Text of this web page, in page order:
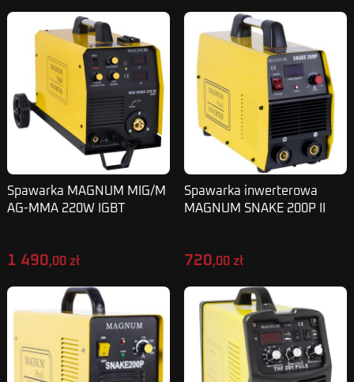
Spawarka MAGNUM MIG/M
AG-MMA 220W IGBT
1 490,00 zł
Spawarka inwerterowa
MAGNUM SNAKE 200P II
720,00 zł